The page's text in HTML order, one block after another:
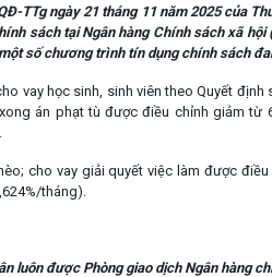
TTg ngày 21 tháng 11 năm 2025 của
sách tại Ngân hàng Chính sách xã hội
số chương trình tín dụng chính sách
vay học sinh, sinh viên theo Quyết
án phạt tù được điều chỉnh giảm từ
cho vay giải quyết việc làm được
tháng).
luôn được Phòng giao dịch Ngân hàng